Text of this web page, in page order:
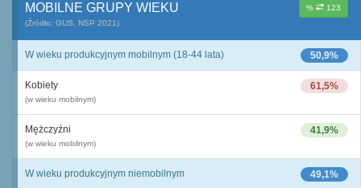
% 123
MOBILNE GRUPY WIEKU
(Źródło: GUS, NSP 2021)
50,9%
W wieku produkcyjnym mobilnym (18-44 lata)
61,5%
Kobiety
(w wieku mobilnym)
41,9%
Mężczyźni
(w wieku mobilnym)
49,1%
W wieku produkcyjnym niemobilnym